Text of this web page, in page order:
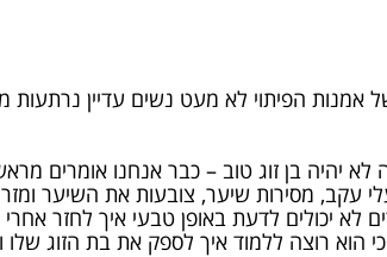
אמנות הפיתוי לא מעט נשים עדיין
לא יהיה בן זוג טוב – כבר אנחנו אומרים
מסירות שיער, צובעות את השיער
לא יכולים לדעת באופן טבעי איך לחזר
הוא רוצה ללמוד איך לספק את בת הזוג